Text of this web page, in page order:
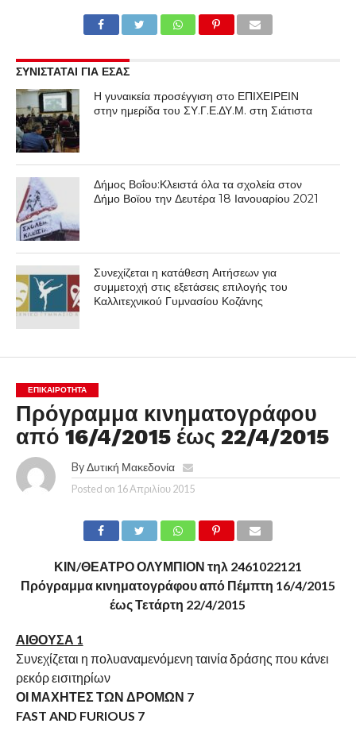
ΣΥΝΙΣΤΑΤΑΙ ΓΙΑ ΕΣΑΣ
Η γυναικεία προσέγγιση στο ΕΠΙΧΕΙΡΕΙΝ
στην ημερίδα του ΣΥ.Γ.Ε.ΔΥ.Μ. στη Σιάτιστα
Δήμος Βοΐου:Κλειστά όλα τα σχολεία στον
Δήμο Βοϊου την Δευτέρα 18 Ιανουαρίου 2021
Συνεχίζεται η κατάθεση Αιτήσεων για
συμμετοχή στις εξετάσεις επιλογής του
Καλλιτεχνικού Γυμνασίου Κοζάνης
ΕΠΙΚΑΙΡΟΤΗΤΑ
Πρόγραμμα κινηματογράφου
από 16/4/2015 έως 22/4/2015
By Δυτική Μακεδονία
Posted on 16 Απριλίου 2015
ΚΙΝ/ΘΕΑΤΡΟ ΟΛΥΜΠΙΟΝ τηλ 2461022121
Πρόγραμμα κινηματογράφου από Πέμπτη 16/4/2015
έως Τετάρτη 22/4/2015
ΑΙΘΟΥΣΑ 1
Συνεχίζεται η πολυαναμενόμενη ταινία δράσης που κάνει
ρεκόρ εισιτηρίων
ΟΙ ΜΑΧΗΤΕΣ ΤΩΝ ΔΡΟΜΩΝ 7
FAST AND FURIOUS 7